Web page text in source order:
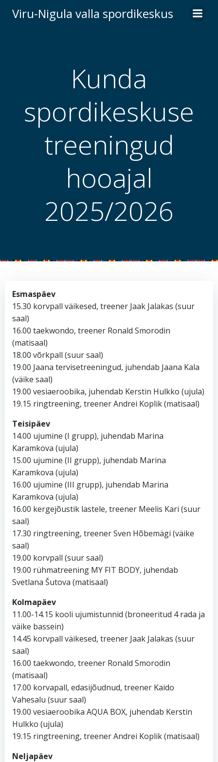
to
Viru-Nigula valla spordikeskus
Kunda
spordikeskuse
treeningud
hooajal
2025/2026
Esmaspäev
15.30 korvpall väikesed, treener Jaak Jalakas (suur
saal)
16.00 taekwondo, treener Ronald Smorodin
(matisaal)
18.00 võrkpall (suur saal)
19.00 Jaana tervisetreeningud, juhendab Jaana Kala
(väike saal)
19.00 vesiaeroobika, juhendab Kerstin Hulkko (ujula)
19.15 ringtreening, treener Andrei Koplik (matisaal)
Teisipäev
14.00 ujumine (I grupp), juhendab Marina
Karamkova (ujula)
15.00 ujumine (II grupp), juhendab Marina
Karamkova (ujula)
16.00 ujumine (III grupp), juhendab Marina
Karamkova (ujula)
16.00 kergejõustik lastele, treener Meelis Kari (suur
saal)
17.30 ringtreening, treener Sven Hõbemägi (väike
saal)
19.00 korvpall (suur saal)
19.00 rühmatreening MY FIT BODY, juhendab
Svetlana Šutova (matisaal)
Kolmapäev
11.00-14.15 kooli ujumistunnid (broneeritud 4 rada ja
väike bassein)
14.45 korvpall väikesed, treener Jaak Jalakas (suur
saal)
16.00 taekwondo, treener Ronald Smorodin
(matisaal)
17.00 korvapall, edasijõudnud, treener Kaido
Vahesalu (suur saal)
19.00 vesiaeroobika AQUA BOX, juhendab Kerstin
Hulkko (ujula)
19.15 ringtreening, treener Andrei Koplik (matisaal)
Neljapäev